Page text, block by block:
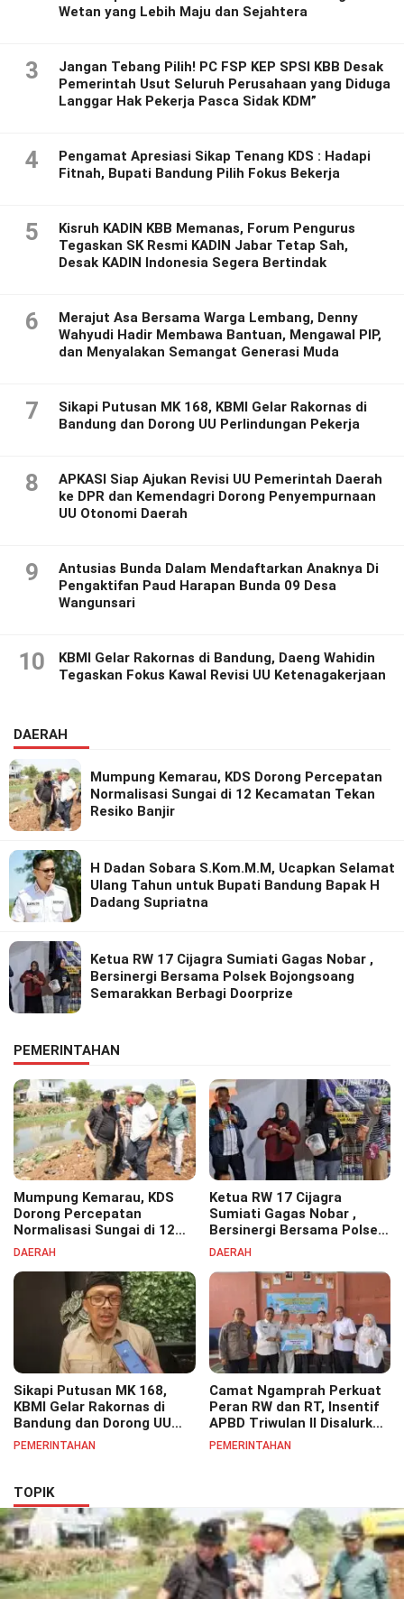
Wetan yang Lebih Maju dan Sejahtera
3
Jangan Tebang Pilih! PC FSP KEP SPSI KBB Desak
Pemerintah Usut Seluruh Perusahaan yang Diduga
Langgar Hak Pekerja Pasca Sidak KDM”
4
Pengamat Apresiasi Sikap Tenang KDS : Hadapi
Fitnah, Bupati Bandung Pilih Fokus Bekerja
5
Kisruh KADIN KBB Memanas, Forum Pengurus
Tegaskan SK Resmi KADIN Jabar Tetap Sah,
Desak KADIN Indonesia Segera Bertindak
6
Merajut Asa Bersama Warga Lembang, Denny
Wahyudi Hadir Membawa Bantuan, Mengawal PIP,
dan Menyalakan Semangat Generasi Muda
7
Sikapi Putusan MK 168, KBMI Gelar Rakornas di
Bandung dan Dorong UU Perlindungan Pekerja
8
APKASI Siap Ajukan Revisi UU Pemerintah Daerah
ke DPR dan Kemendagri Dorong Penyempurnaan
UU Otonomi Daerah
9
Antusias Bunda Dalam Mendaftarkan Anaknya Di
Pengaktifan Paud Harapan Bunda 09 Desa
Wangunsari
10
KBMI Gelar Rakornas di Bandung, Daeng Wahidin
Tegaskan Fokus Kawal Revisi UU Ketenagakerjaan
DAERAH
Mumpung Kemarau, KDS Dorong Percepatan
Normalisasi Sungai di 12 Kecamatan Tekan
Resiko Banjir
H Dadan Sobara S.Kom.M.M, Ucapkan Selamat
Ulang Tahun untuk Bupati Bandung Bapak H
Dadang Supriatna
Ketua RW 17 Cijagra Sumiati Gagas Nobar ,
Bersinergi Bersama Polsek Bojongsoang
Semarakkan Berbagi Doorprize
PEMERINTAHAN
Mumpung Kemarau, KDS
Dorong Percepatan
Normalisasi Sungai di 12
Kecamatan Tekan Resiko
DAERAH
Ketua RW 17 Cijagra
Sumiati Gagas Nobar ,
Bersinergi Bersama Polsek
Bojongsoang Semarakkan
DAERAH
Sikapi Putusan MK 168,
KBMI Gelar Rakornas di
Bandung dan Dorong UU
Perlindungan Pekerja
PEMERINTAHAN
Camat Ngamprah Perkuat
Peran RW dan RT, Insentif
APBD Triwulan II Disalurkan
untuk Tingkatkan
PEMERINTAHAN
TOPIK